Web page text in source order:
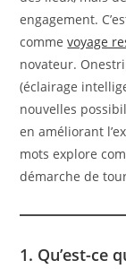
engagement.
commevoyage
novateur.
(éclairage
nouvelles
en améliorant
mots explore
démarche de
1. Qu’est-ce